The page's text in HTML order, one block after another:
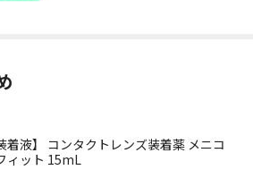
着液】 コンタクトレンズ装着薬 メニコ
ィット 15mL